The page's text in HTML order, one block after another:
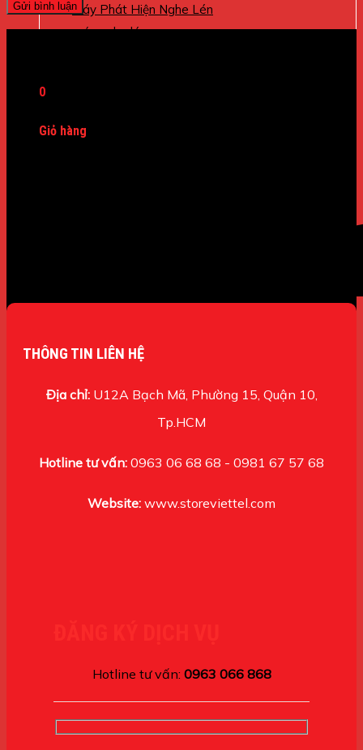
Máy Phát Hiện Nghe Lén
máy nghe lén
0
Giỏ hàng
THÔNG TIN LIÊN HỆ
Địa chỉ:U12A Bạch Mã, Phường 15, Quận 10,
Tp.HCM
Hotline tư vấn: 0963 06 68 68 - 0981 67 57 68
Website: www.storeviettel.com
Hotline tư vấn: 0963 066 868